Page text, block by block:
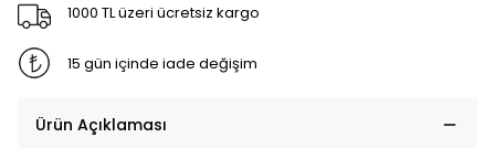
1000 TL üzeri ücretsiz kargo
15 gün içinde iade değişim
Ürün Açıklaması